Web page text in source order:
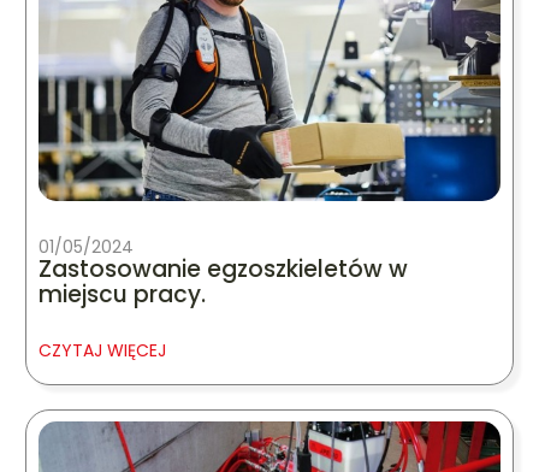
01/05/2024
Zastosowanie egzoszkieletów w
miejscu pracy.
CZYTAJ WIĘCEJ